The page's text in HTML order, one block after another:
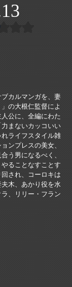
カルマンガを、妻
の大根仁監督によ
公に、全編にわた
まないカッコいい
ライフスタイル雑
ンプレスの美女、
う男になるべく、
ることなすことす
され、コーロキは
木、あかり役を水
、リリー・フラン